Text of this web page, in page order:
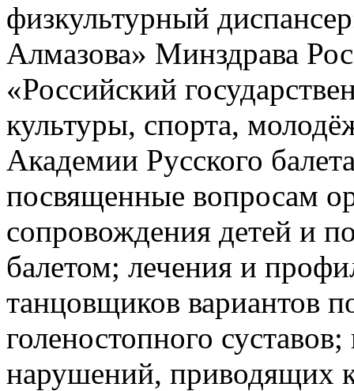
физкультурный
Алмазова» Минздрава
«Российский
культуры, спорта,
Академии Русского
посвященные вопросам
сопровождения детей и
балетом; лечения и
танцовщиков вариантов
голеностопного
нарушений, приводящих